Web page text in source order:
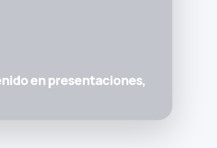
en presentaciones,